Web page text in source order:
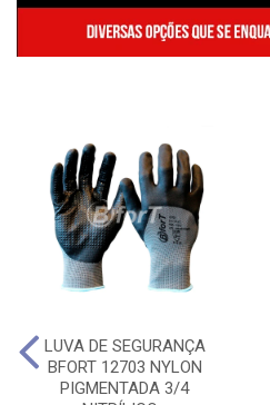
LUVA DE SEGURANÇA
BFORT 12703 NYLON
PIGMENTADA 3/4